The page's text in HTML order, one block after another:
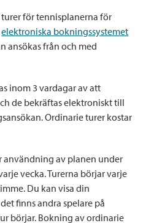
för tennisplanerna för
elektroniska bokningssystemet
ansökas från och med
inom 3 vardagar av att
de bekräftas elektroniskt till
Ordinarie turer kostar
av planen under
vecka. Turerna börjar varje
Du kan visa din
finns andra spelare på
börjar. Bokning av ordinarie